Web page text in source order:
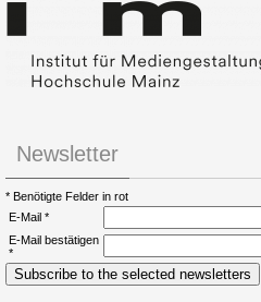
Newsletter